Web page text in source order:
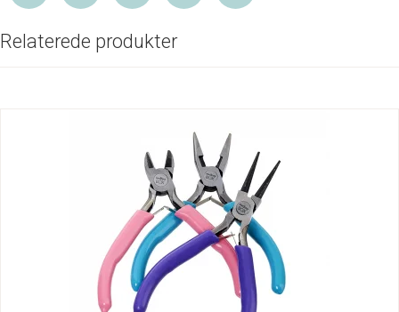
Relaterede produkter